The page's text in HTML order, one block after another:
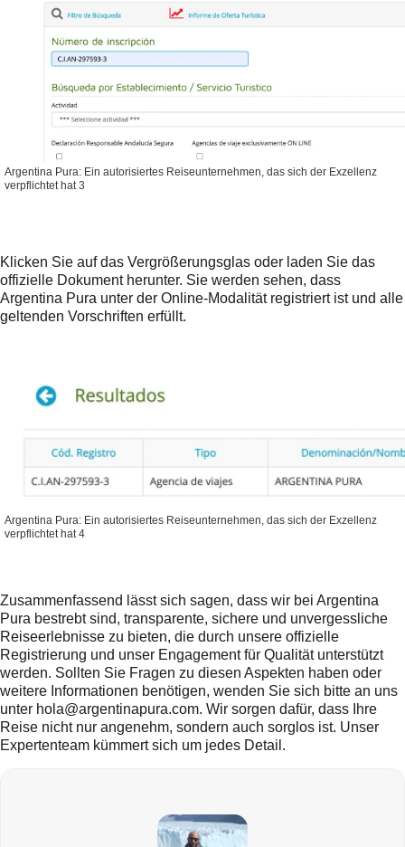
Argentina Pura: Ein autorisiertes Reiseunternehmen, das sich der Exzellenz
verpflichtet hat 3
Klicken Sie auf das Vergrößerungsglas oder laden Sie das
offizielle Dokument herunter. Sie werden sehen, dass
Argentina Pura unter der Online-Modalität registriert ist und alle
geltenden Vorschriften erfüllt.
Argentina Pura: Ein autorisiertes Reiseunternehmen, das sich der Exzellenz
verpflichtet hat 4
Zusammenfassend lässt sich sagen, dass wir bei Argentina
Pura bestrebt sind, transparente, sichere und unvergessliche
Reiseerlebnisse zu bieten, die durch unsere offizielle
Registrierung und unser Engagement für Qualität unterstützt
werden. Sollten Sie Fragen zu diesen Aspekten haben oder
weitere Informationen benötigen, wenden Sie sich bitte an uns
unter hola@argentinapura.com. Wir sorgen dafür, dass Ihre
Reise nicht nur angenehm, sondern auch sorglos ist. Unser
Expertenteam kümmert sich um jedes Detail.